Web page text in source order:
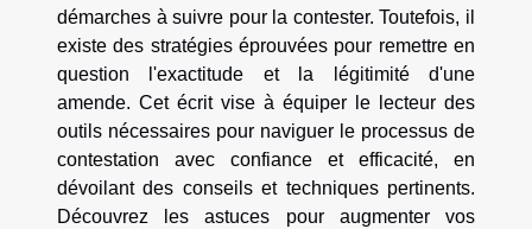
démarches à suivre pour la contester. Toutefois, il
existe des stratégies éprouvées pour remettre en
question l'exactitude et la légitimité d'une
amende. Cet écrit vise à équiper le lecteur des
outils nécessaires pour naviguer le processus de
contestation avec confiance et efficacité, en
dévoilant des conseils et techniques pertinents.
Découvrez les astuces pour augmenter vos